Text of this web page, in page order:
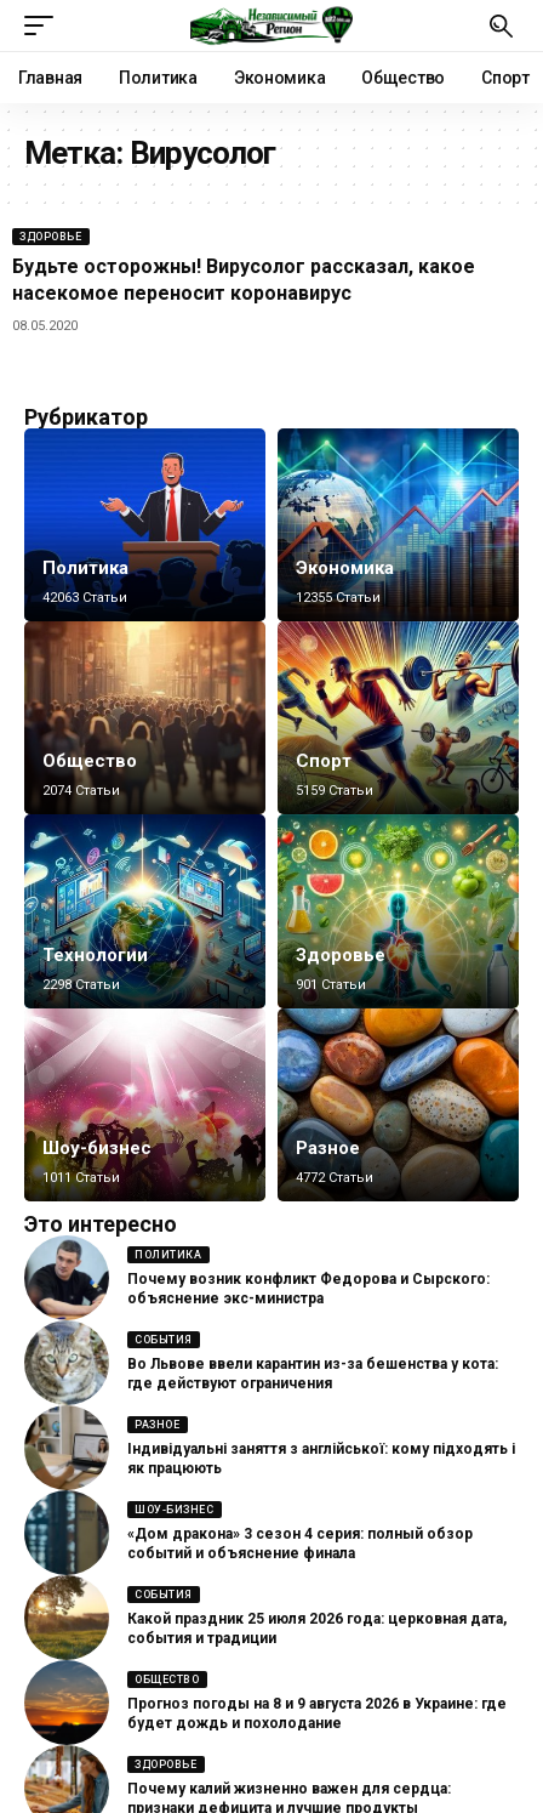
Главная Политика Экономика Общество Спорт
Метка: Вирусолог
ЗДОРОВЬЕ
Будьте осторожны! Вирусолог рассказал, какое
насекомое переносит коронавирус
08.05.2020
Рубрикатор
Политика
42063 Статьи
Экономика
12355 Статьи
Общество
2074 Статьи
Спорт
5159 Статьи
Технологии
2298 Статьи
Здоровье
901 Статьи
Шоу-бизнес
1011 Статьи
Разное
4772 Статьи
Это интересно
ПОЛИТИКА
Почему возник конфликт Федорова и Сырского:
объяснение экс-министра
СОБЫТИЯ
Во Львове ввели карантин из-за бешенства у кота:
где действуют ограничения
РАЗНОЕ
Індивідуальні заняття з англійської: кому підходять і
як працюють
ШОУ-БИЗНЕС
«Дом дракона» 3 сезон 4 серия: полный обзор
событий и объяснение финала
СОБЫТИЯ
Какой праздник 25 июля 2026 года: церковная дата,
события и традиции
ОБЩЕСТВО
Прогноз погоды на 8 и 9 августа 2026 в Украине: где
будет дождь и похолодание
ЗДОРОВЬЕ
Почему калий жизненно важен для сердца:
признаки дефицита и лучшие продукты